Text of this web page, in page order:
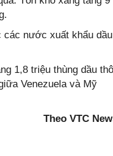
các nước xuất khẩu dầu
1,8 triệu thùng dầu
Venezuela và Mỹ
Theo VTC